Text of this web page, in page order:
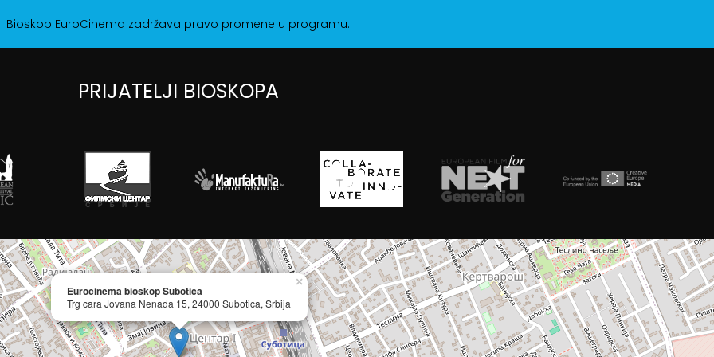
Bioskop EuroCinema zadržava pravo promene u programu.
PRIJATELJI BIOSKOPA
Eurocinema bioskop Subotica
Trg cara Jovana Nenada 15, 24000 Subotica, Srbija
×